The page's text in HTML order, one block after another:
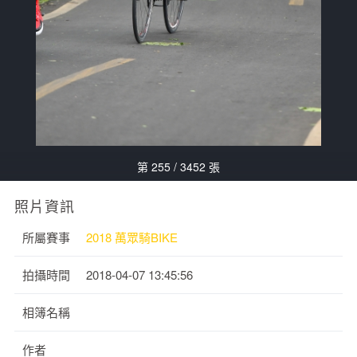
第 255 / 3452 張
照片資訊
所屬賽事 2018 萬眾騎BIKE
拍攝時間 2018-04-07 13:45:56
相簿名稱
作者